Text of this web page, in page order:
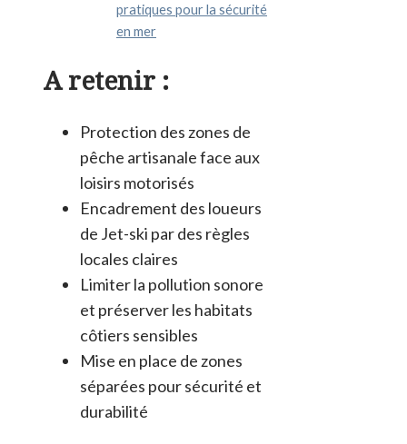
pratiques pour la sécurité
en mer
A retenir :
Protection des zones de
pêche artisanale face aux
loisirs motorisés
Encadrement des loueurs
de Jet-ski par des règles
locales claires
Limiter la pollution sonore
et préserver les habitats
côtiers sensibles
Mise en place de zones
séparées pour sécurité et
durabilité